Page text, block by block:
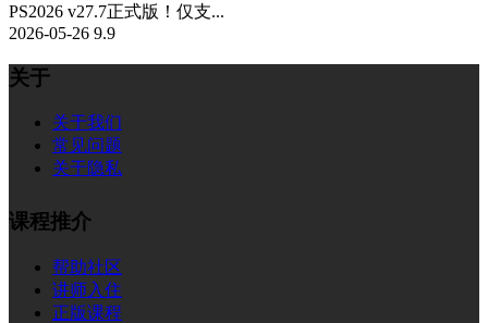
PS2026 v27.7正式版！仅支...
2026-05-26 9.9
关于
关于我们
常见问题
关于隐私
课程推介
帮助社区
讲师入住
正版课程